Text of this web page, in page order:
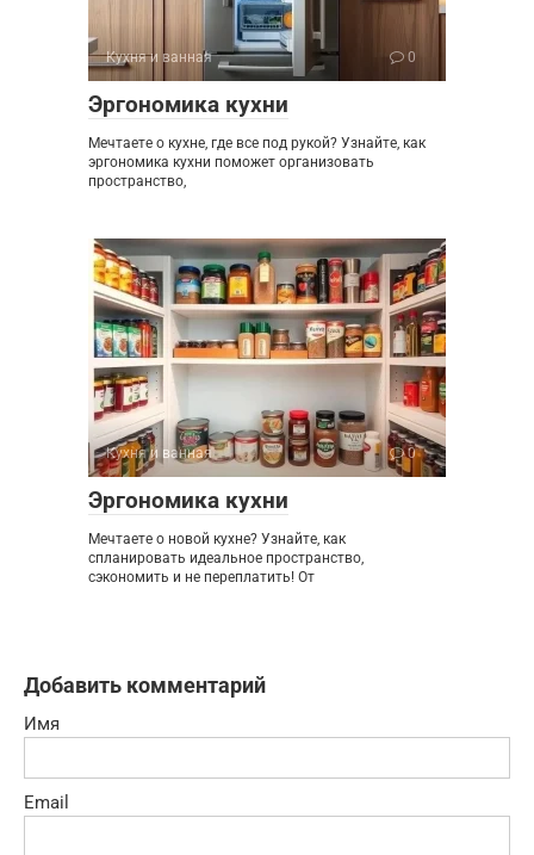
Кухня и ванная 0
Эргономика кухни
Мечтаете о кухне, где все под рукой? Узнайте, как
эргономика кухни поможет организовать
пространство,
Кухня и ванная 0
Эргономика кухни
Мечтаете о новой кухне? Узнайте, как
спланировать идеальное пространство,
сэкономить и не переплатить! От
Добавить комментарий
Имя
Email